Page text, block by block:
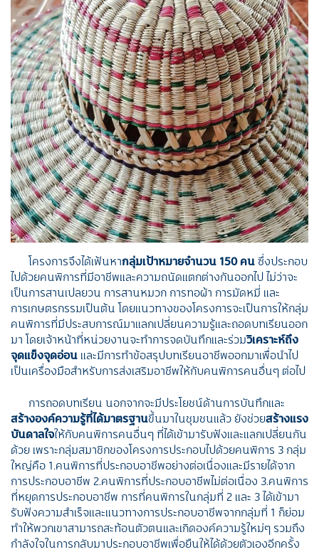
โครงการจึงได้เฟ้นหากลุ่มเป้าหมายจำนวน 150 คนซึ่งประกอบ
ไปด้วยคนพิการที่มีอาชีพและความถนัดแตกต่างกันออกไป ไม่ว่าจะ
เป็นการสานเปลยวน การสานหมวก การทอผ้า การมัดหมี่ และ
การเกษตรกรรมเป็นต้น โดยแนวทางของโครงการจะเป็นการให้กลุ่ม
คนพิการที่มีประสบการณ์มาแลกเปลี่ยนความรู้และถอดบทเรียนออก
มา โดยเจ้าหน้าที่หน่วยงานจะทำการจดบันทึกและร่วมวิเคราะห์ถึง
จุดแข็งจุดอ่อน และมีการทำข้อสรุปบทเรียนอาชีพออกมาเพื่อนำไป
เป็นเครื่องมือสำหรับการส่งเสริมอาชีพให้กับคนพิการคนอื่นๆ ต่อไป
การถอดบทเรียน นอกจากจะมีประโยชน์ด้านการบันทึกและ
สร้างองค์ความรู้ที่ได้มาตรฐานขึ้นมาในชุมชนแล้ว ยังช่วยสร้างแรง
บันดาลใจให้กับคนพิการคนอื่นๆ ที่ได้เข้ามารับฟังและแลกเปลี่ยนกัน
ด้วย เพราะกลุ่มสมาชิกของโครงการประกอบไปด้วยคนพิการ 3 กลุ่ม
ใหญ่คือ 1.คนพิการที่ประกอบอาชีพอย่างต่อเนื่องและมีรายได้จาก
การประกอบอาชีพ 2.คนพิการที่ประกอบอาชีพไม่ต่อเนื่อง 3.คนพิการ
ที่หยุดการประกอบอาชีพ การที่คนพิการในกลุ่มที่ 2 และ 3 ได้เข้ามา
รับฟังความสำเร็จและแนวทางการประกอบอาชีพจากกลุ่มที่ 1 ก็ย่อม
ทำให้พวกเขาสามารถสะท้อนตัวตนและเกิดองค์ความรู้ใหม่ๆ รวมถึง
กำลังใจในการกลับมาประกอบอาชีพเพื่อยืนให้ได้ด้วยตัวเองอีกครั้ง